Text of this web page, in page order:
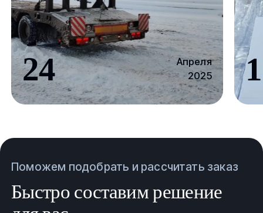
24
Апреля
2025
Поможем подобрать и рассчитать заказ
Быстро составим решение